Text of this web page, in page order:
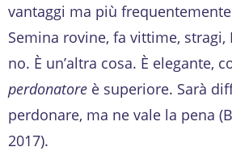
vantaggi ma più
Semina rovine, fa vittime, stragi,
no. È un’altra cosa. È elegante,
perdonatore è superiore. Sarà
perdonare, ma ne vale la pena
2017).